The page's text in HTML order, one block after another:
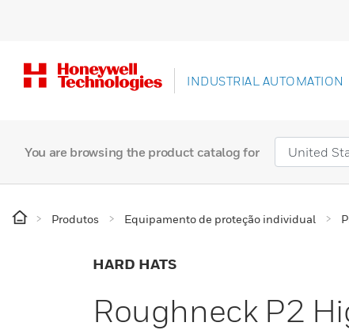
INDUSTRIAL AUTOMATION
You are browsing the product catalog for
Produtos Equipamento de proteção individual
HARD HATS
Roughneck P2